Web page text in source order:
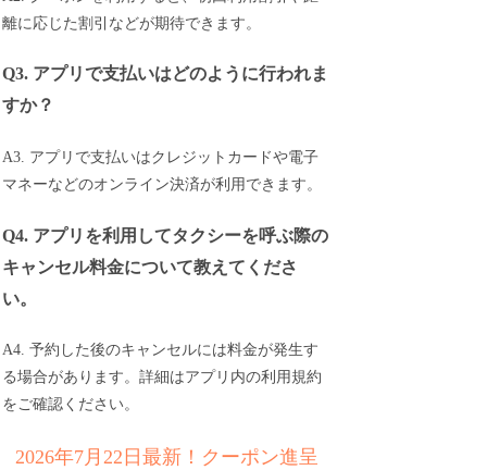
離に応じた割引などが期待できます。
Q3. アプリで支払いはどのように行われま
すか？
A3. アプリで支払いはクレジットカードや電子
マネーなどのオンライン決済が利用できます。
Q4. アプリを利用してタクシーを呼ぶ際の
キャンセル料金について教えてくださ
い。
A4. 予約した後のキャンセルには料金が発生す
る場合があります。詳細はアプリ内の利用規約
をご確認ください。
2026年7月22日最新！クーポン進呈